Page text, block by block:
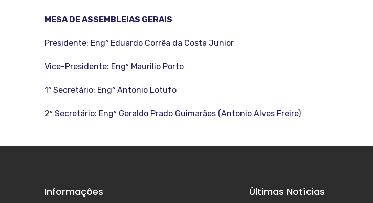
MESA DE ASSEMBLEIAS GERAIS
Presidente: Engº Eduardo Corrêa da Costa Junior
Vice-Presidente: Engº Maurilio Porto
1º Secretário: Engº Antonio Lotufo
2º Secretário: Engº Geraldo Prado Guimarães (Antonio Alves Freire)
Informações Últimas Notícias